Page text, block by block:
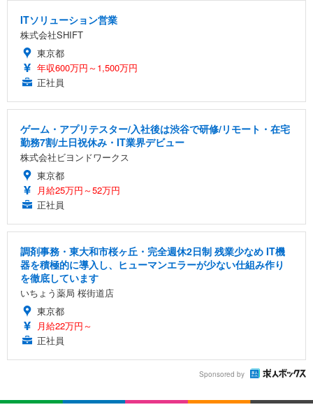
ITソリューション営業
株式会社SHIFT
東京都
年収600万円～1,500万円
正社員
ゲーム・アプリテスター/入社後は渋谷で研修/リモート・在宅
勤務7割/土日祝休み・IT業界デビュー
株式会社ビヨンドワークス
東京都
月給25万円～52万円
正社員
調剤事務・東大和市桜ヶ丘・完全週休2日制 残業少なめ IT機
器を積極的に導入し、ヒューマンエラーが少ない仕組み作り
を徹底しています
いちょう薬局 桜街道店
東京都
月給22万円～
正社員
Sponsored by